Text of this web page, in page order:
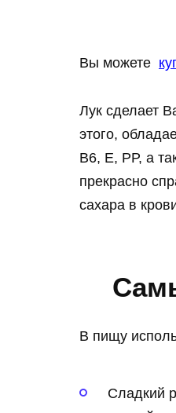
Вы можете
Лук сделает
этого,
В6, Е, РР, а
прекрасно
сахара в
В пищу
Сладкий